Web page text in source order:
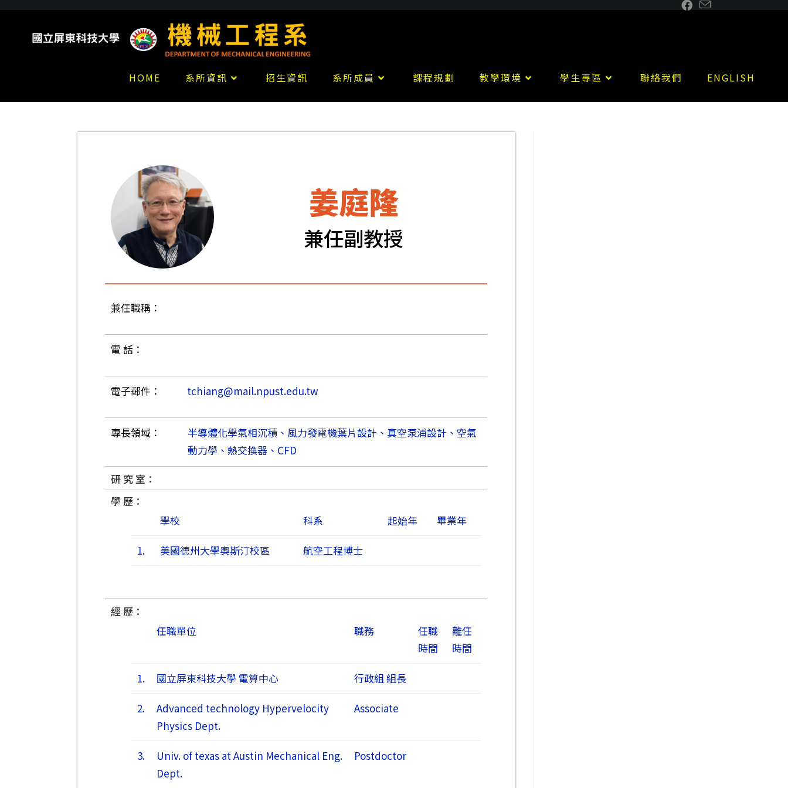
HOME 系所資訊 招生資訊 系所成員 課程規劃 教學環境 學生專區 聯絡我們 ENGLISH
姜庭隆
兼任副教授
兼任職稱：
電 話：
電子郵件： tchiang@mail.npust.edu.tw
專長領域：
半導體化學氣相沉積、風力發電機葉片設計、真空泵浦設計、空氣
動力學、熱交換器、CFD
研 究 室：
學 歷：
學校
科系 起始年 畢業年
1. 美國德州大學奧斯汀校區 航空工程博士
經 歷：
任職單位
職務
任職
時間
離任
時間
1. 國立屏東科技大學 電算中心 行政組 組長
2.
Advanced technology Hypervelocity
Physics Dept.
Associate
3.
Univ. of texas at Austin Mechanical Eng.
Dept.
Postdoctor